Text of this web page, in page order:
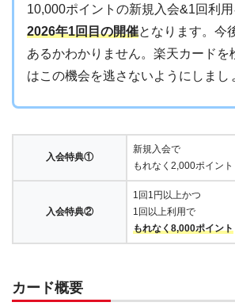
10,000ポイントの新規入会&1回利
2026年1回目の開催となります。今
あるかわかりません。楽天カードを
はこの機会を逃さないようにしまし
入会特典①
新規入会で
もれなく2,000ポイント
入会特典②
1回1円以上かつ
1回以上利用で
もれなく8,000ポイント
カード概要